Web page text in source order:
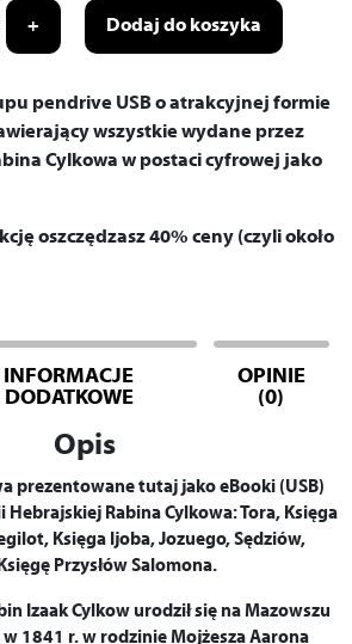
+ Dodaj do koszyka
pendrive USB o atrakcyjnej formie
wszystkie wydane przez
Cylkowa w postaci cyfrowej jako
oszczędzasz 40% ceny (czyli około
INFORMACJE
DODATKOWE
OPINIE
(0)
Opis
prezentowane tutaj jako eBooki (USB)
Hebrajskiej Rabina Cylkowa:Tora, Księga
Księga Ijoba, Jozuego, Sędziów,
Przysłów Salomona.
Izaak Cylkow urodził się na Mazowszu
1841 r. w rodzinie Mojżesza Aarona